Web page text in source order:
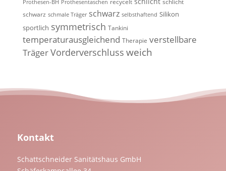
Prothesen-BH Prothesentaschen recycelt
schlicht
schwarz schmale Träger schwarz selbsthaftend Silikon
sportlich symmetrisch Tankini
temperaturausgleichend Therapie verstellbare
TrägerVorderverschluss weich
Kontakt
Schattschneider Sanitätshaus GmbH